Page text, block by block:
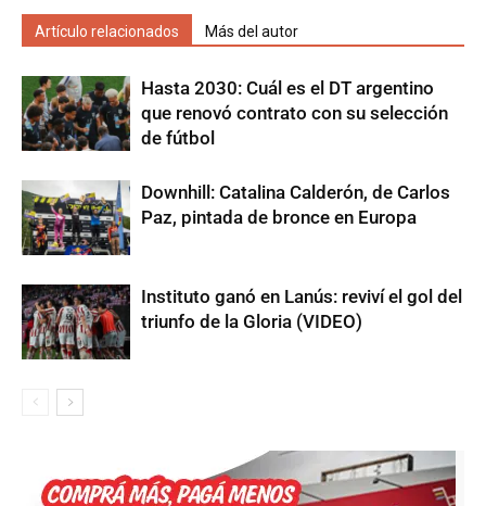
Artículo relacionados Más del autor
Hasta 2030: Cuál es el DT argentino
que renovó contrato con su selección
de fútbol
Downhill: Catalina Calderón, de Carlos
Paz, pintada de bronce en Europa
Instituto ganó en Lanús: reviví el gol del
triunfo de la Gloria (VIDEO)